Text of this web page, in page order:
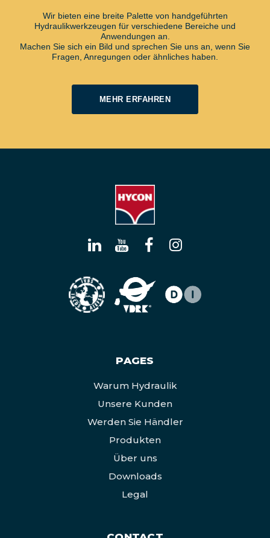
Wir bieten eine breite Palette von handgeführten
Hydraulikwerkzeugen für verschiedene Bereiche und
Anwendungen an.
Machen Sie sich ein Bild und sprechen Sie uns an, wenn Sie
Fragen, Anregungen oder ähnliches haben.
MEHR ERFAHREN
PAGES
Warum Hydraulik
Unsere Kunden
Werden Sie Händler
Produkten
Über uns
Downloads
Legal